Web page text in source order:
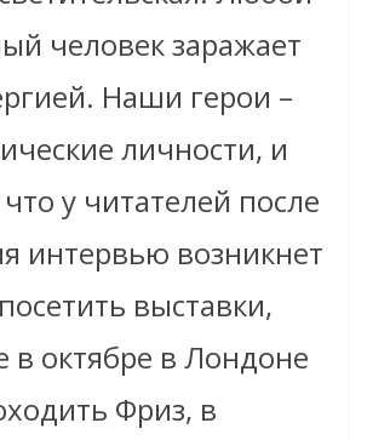
человек заражает
Наши герои –
личности, и
у читателей после
интервью возникнет
выставки,
в октябре в Лондоне
Фриз, в